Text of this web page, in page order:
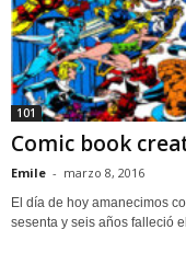
101
Comic book
Emile - marzo 8, 2016
El día de hoy amanecimos
sesenta y seis años falleció